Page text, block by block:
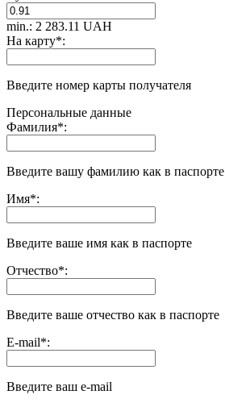
min.: 2 283.11 UAH
На карту*:
Введите номер карты получателя
Персональные данные
Фамилия*:
Введите вашу фамилию как в паспорте
Имя*:
Введите ваше имя как в паспорте
Отчество*:
Введите ваше отчество как в паспорте
E-mail*:
Введите ваш e-mail